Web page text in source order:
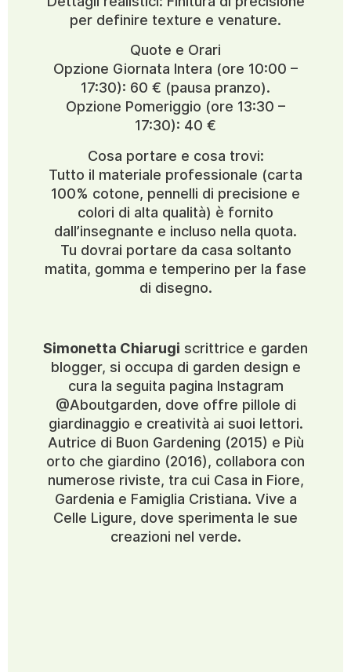
per definire texture e venature.
Quote e Orari
Opzione Giornata Intera (ore 10:00 –
17:30): 60 € (pausa pranzo).
Opzione Pomeriggio (ore 13:30 –
17:30): 40 €
Cosa portare e cosa trovi:
Tutto il materiale professionale (carta
100% cotone, pennelli di precisione e
colori di alta qualità) è fornito
dall’insegnante e incluso nella quota.
Tu dovrai portare da casa soltanto
matita, gomma e temperino per la fase
di disegno.
Simonetta Chiarugi scrittrice e garden
blogger, si occupa di garden design e
cura la seguita pagina Instagram
@Aboutgarden, dove offre pillole di
giardinaggio e creatività ai suoi lettori.
Autrice di Buon Gardening (2015) e Più
orto che giardino (2016), collabora con
numerose riviste, tra cui Casa in Fiore,
Gardenia e Famiglia Cristiana. Vive a
Celle Ligure, dove sperimenta le sue
creazioni nel verde.